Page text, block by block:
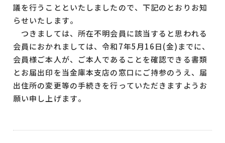
議を行うことといたしましたので、下記のとおりお知
らせいたします。
つきましては、所在不明会員に該当すると思われる
会員におかれましては、令和7年5月16日(金)までに、
会員様ご本人が、ご本人であることを確認できる書類
とお届出印を当金庫本支店の窓口にご持参のうえ、届
出住所の変更等の手続きを行っていただきますようお
願い申し上げます。